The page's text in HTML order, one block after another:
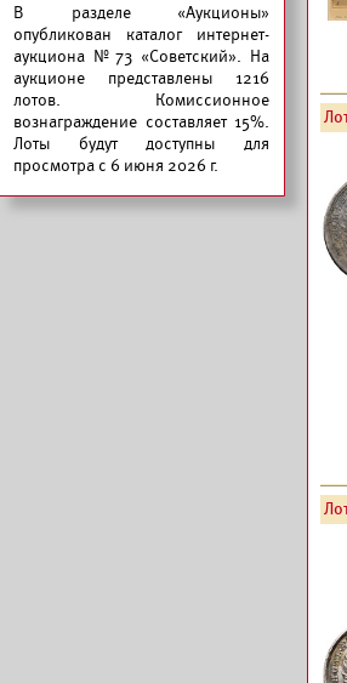
В разделе «Аукционы»
опубликован каталог интернет-
аукциона №73 «Советский». На
аукционе представлены 1216
лотов. Комиссионное
вознаграждение составляет 15%.
Лоты будут доступны для
просмотра с 6 июня 2026 г.